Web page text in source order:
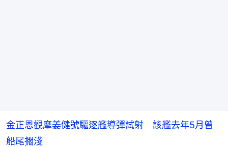
金正恩觀摩姜健號驅逐艦導彈試射 該艦去年5月曾
船尾擱淺